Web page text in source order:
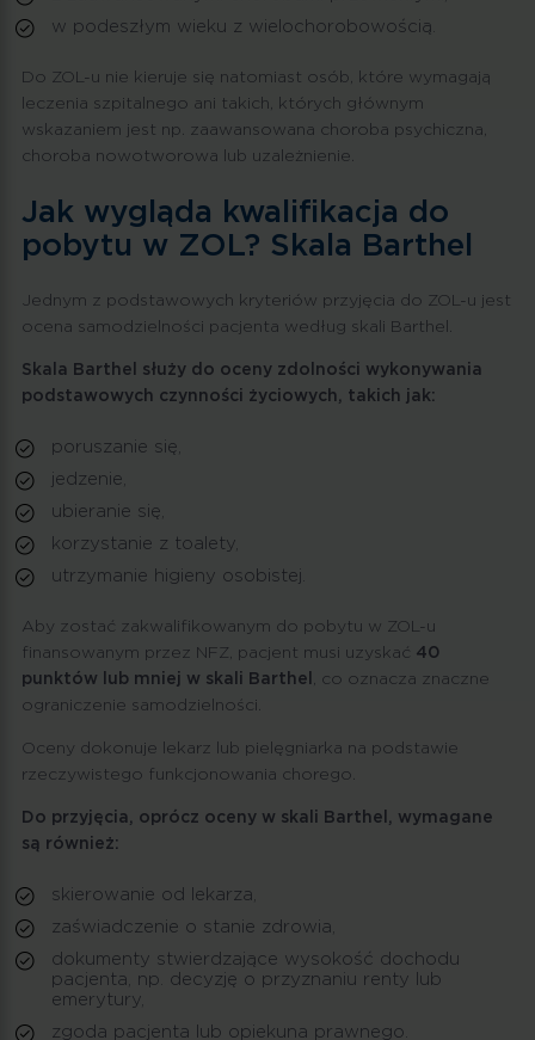
w podeszłym wieku z wielochorobowością.
Do ZOL-u nie kieruje się natomiast osób, które wymagają
leczenia szpitalnego ani takich, których głównym
wskazaniem jest np. zaawansowana choroba psychiczna,
choroba nowotworowa lub uzależnienie.
Jak wygląda kwalifikacja do
pobytu w ZOL? Skala Barthel
Jednym z podstawowych kryteriów przyjęcia do ZOL-u jest
ocena samodzielności pacjenta według skali Barthel.
Skala Barthel służy do oceny zdolności wykonywania
podstawowych czynności życiowych, takich jak:
poruszanie się,
jedzenie,
ubieranie się,
korzystanie z toalety,
utrzymanie higieny osobistej.
Aby zostać zakwalifikowanym do pobytu w ZOL-u
finansowanym przez NFZ, pacjent musi uzyskać 40
punktów lub mniej w skali Barthel , co oznacza znaczne
ograniczenie samodzielności.
Oceny dokonuje lekarz lub pielęgniarka na podstawie
rzeczywistego funkcjonowania chorego.
Do przyjęcia, oprócz oceny w skali Barthel , wymagane
są również:
skierowanie od lekarza,
zaświadczenie o stanie zdrowia,
dokumenty stwierdzające wysokość dochodu
pacjenta, np. decyzję o przyznaniu renty lub
emerytury,
zgoda pacjenta lub opiekuna prawnego.